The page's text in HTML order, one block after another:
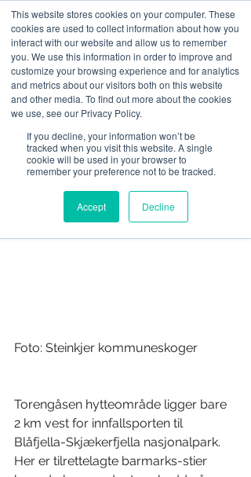
This website stores cookies on your computer. These
cookies are used to collect information about how you
interact with our website and allow us to remember
you. We use this information in order to improve and
customize your browsing experience and for analytics
and metrics about our visitors both on this website
and other media. To find out more about the cookies
we use, see our Privacy Policy.
If you decline, your information won’t be
tracked when you visit this website. A single
cookie will be used in your browser to
remember your preference not to be tracked.
Accept Decline
Ved innfallsporten til
Blåfjella-Skjækerfjella
nasjonalpark
Foto: Steinkjer kommuneskoger
Torengåsen hytteområde ligger bare
2 km vest for innfallsporten til
Blåfjella-Skjækerfjella nasjonalpark.
Her er tilrettelagte barmarks-stier